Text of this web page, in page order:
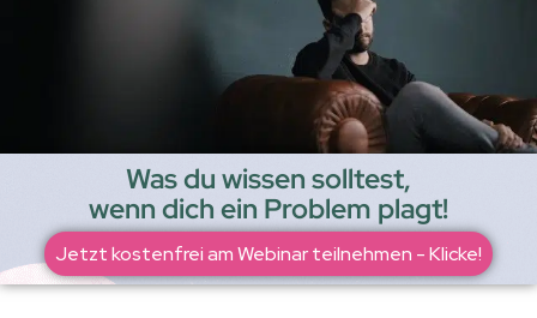
Was du wissen solltest,
wenn dich ein Problem plagt!
Jetzt kostenfrei am Webinar teilnehmen - Klicke!